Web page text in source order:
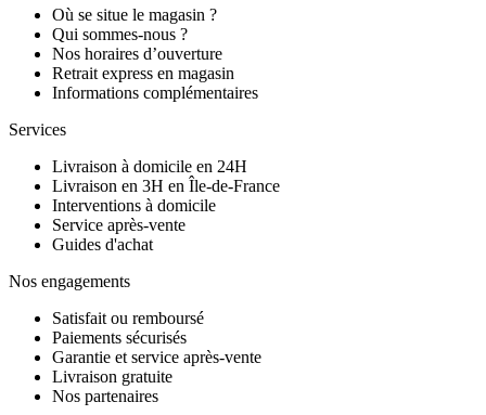
Où se situe le magasin ?
Qui sommes-nous ?
Nos horaires d’ouverture
Retrait express en magasin
Informations complémentaires
Services
Livraison à domicile en 24H
Livraison en 3H en Île-de-France
Interventions à domicile
Service après-vente
Guides d'achat
Nos engagements
Satisfait ou remboursé
Paiements sécurisés
Garantie et service après-vente
Livraison gratuite
Nos partenaires